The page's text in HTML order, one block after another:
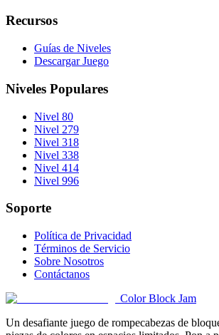
Recursos
Guías de Niveles
Descargar Juego
Niveles Populares
Nivel 80
Nivel 279
Nivel 318
Nivel 338
Nivel 414
Nivel 996
Soporte
Política de Privacidad
Términos de Servicio
Sobre Nosotros
Contáctanos
Color Block Jam
Un desafiante juego de rompecabezas de